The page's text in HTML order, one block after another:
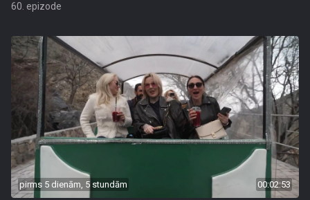
60. epizode
pirms 5 dienām, 5 stundām 00:02:53